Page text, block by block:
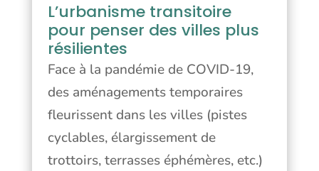
L’urbanisme transitoire
pour penser des villes plus
résilientes
Face à la pandémie de COVID-19,
des aménagements temporaires
fleurissent dans les villes (pistes
cyclables, élargissement de
trottoirs, terrasses éphémères, etc.)